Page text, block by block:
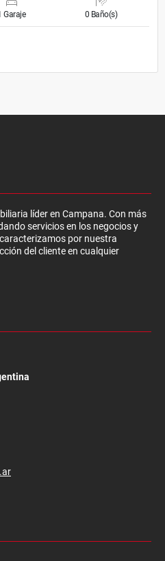
Garaje 0 Baño(s)
líder en Campana. Con más
servicios en los negocios y
por nuestra
del cliente en cualquier